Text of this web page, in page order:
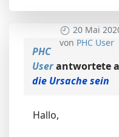
20 Mai
von PHC User
PHC
Userantwortete
die Ursache sein
Hallo,